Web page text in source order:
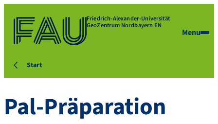
Friedrich-Alexander-Universität
GeoZentrum Nordbayern EN
Menu
Start
Pal-Präparation